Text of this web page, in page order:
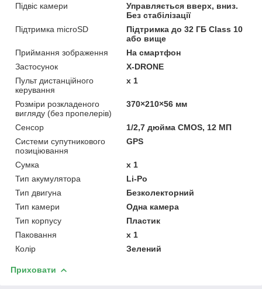
Підвіс камери
Управляється вверх, вниз.
Без стабілізації
Підтримка microSD
Підтримка до 32 ГБ Class 10
або вище
Приймання зображення
На смартфон
Застосунок
X-DRONE
Пульт дистанційного
керування
x 1
Розміри розкладеного
вигляду (без пропелерів)
370×210×56 мм
Сенсор
1/2,7 дюйма CMOS, 12 МП
Системи супутникового
позиціювання
GPS
Сумка
х 1
Тип акумулятора
Li-Po
Тип двигуна
Безколекторний
Тип камери
Одна камера
Тип корпусу
Пластик
Паковання
x 1
Колір
Зелений
Приховати